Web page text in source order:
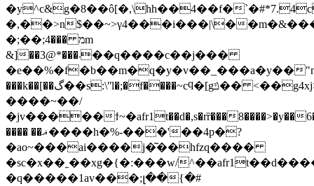
�y^c&g�8��ô[�,\hh��4��f�
�,��>n$��~>γ4���i���|\�
�;��;מ ���4m
&]��3@*���܁��q����c��j���
�e��%�f�b��m�q�y�v��_���a�y��
���k��[��گ��s:\ʺl�;�f����~cϥ�[gݿ�� <��g4xj>p�,���}
����~��/
�jv�����ϯ~�afr1t��d�,s�rȑ���8����>�y��
���� ��ޣ����h�%-���'��4p�?
�ao~���ai����j�͂��hfzq����
�sc�x��˿��xg�{�:���w/
�q�����1av���;լ��{�#